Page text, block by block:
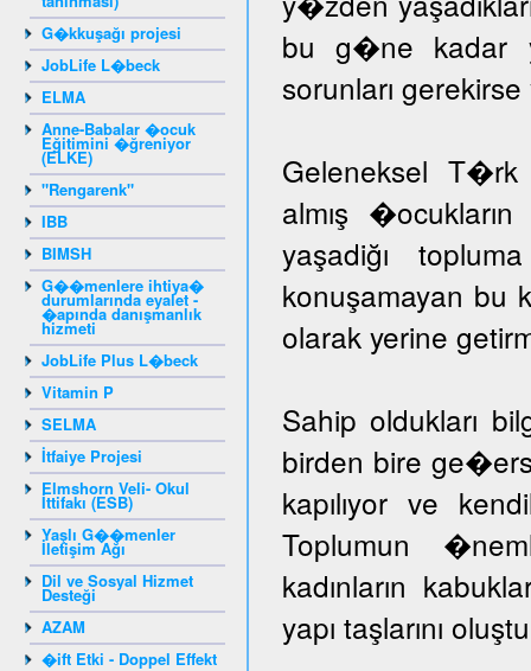
G�kkuşağı projesi
JobLife L�beck
ELMA
Anne-Babalar �ocuk
Eğitimini �ğreniyor
(ELKE)
"Rengarenk"
IBB
BIMSH
G��menlere ihtiya�
durumlarında eyalet -
�apında danışmanlık
hizmeti
JobLife Plus L�beck
Vitamin P
SELMA
İtfaiye Projesi
Elmshorn Veli- Okul
İttifakı (ESB)
Yaşlı G��menler
İletişim Ağı
Dil ve Sosyal Hizmet
Desteği
AZAM
�ift Etki - Doppel Effekt
bu g�ne kadar
sorunları
Geleneksel
almış
yaşadiğı
konuşamayan bu
olarak yerine
Sahip oldukları
birden bire
kapılıyor ve
Toplumun
kadınların
yapı taşlarını